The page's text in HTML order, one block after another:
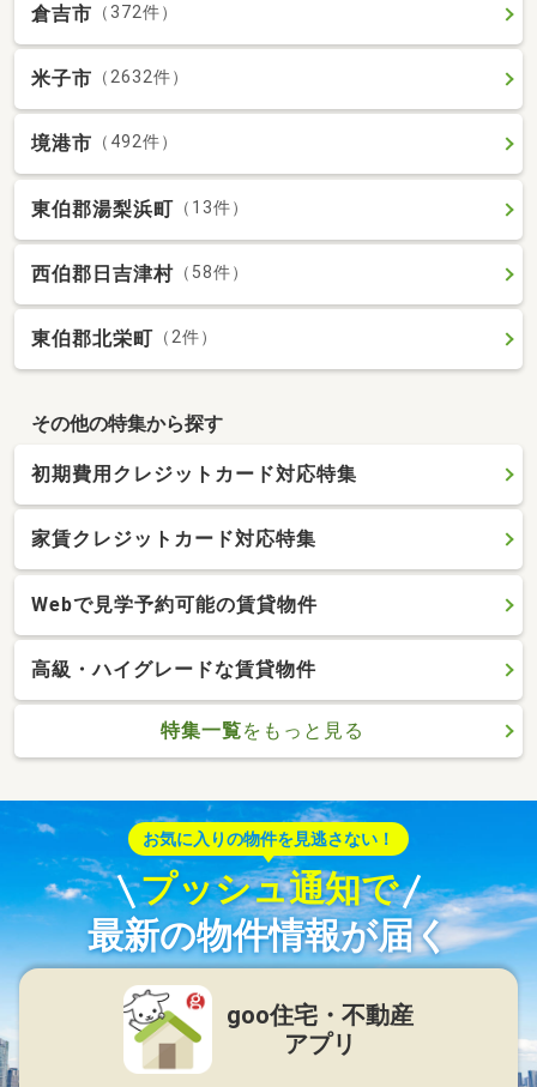
倉吉市 （372件）
米子市 （2632件）
境港市 （492件）
東伯郡湯梨浜町 （13件）
西伯郡日吉津村 （58件）
東伯郡北栄町 （2件）
その他の特集から探す
初期費用クレジットカード対応特集
家賃クレジットカード対応特集
Webで見学予約可能の賃貸物件
高級・ハイグレードな賃貸物件
特集一覧をもっと見る
お気に入りの物件を見逃さない！
プッシュ通知で
最新の物件情報が届く
goo住宅・不動産
アプリ